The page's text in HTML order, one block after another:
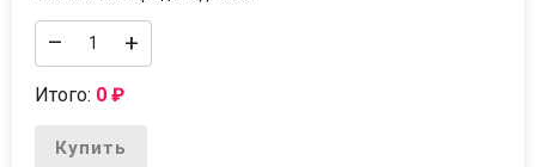
– +
Итого: 0₽
Купить